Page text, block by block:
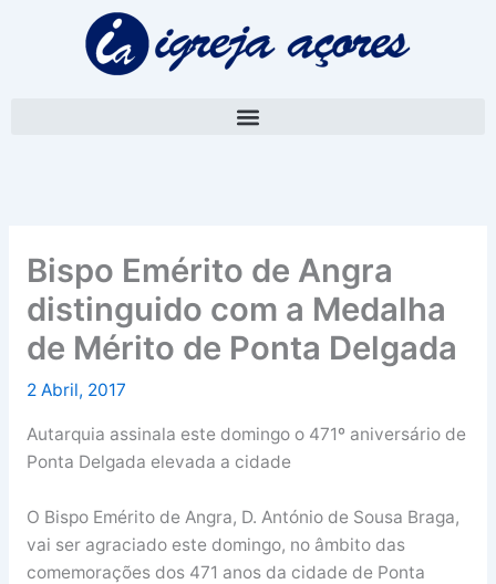
Bispo Emérito de Angra
distinguido com a Medalha
de Mérito de Ponta Delgada
2 Abril, 2017
Autarquia assinala este domingo o 471º aniversário de
Ponta Delgada elevada a cidade
O Bispo Emérito de Angra, D. António de Sousa Braga,
vai ser agraciado este domingo, no âmbito das
comemorações dos 471 anos da cidade de Ponta